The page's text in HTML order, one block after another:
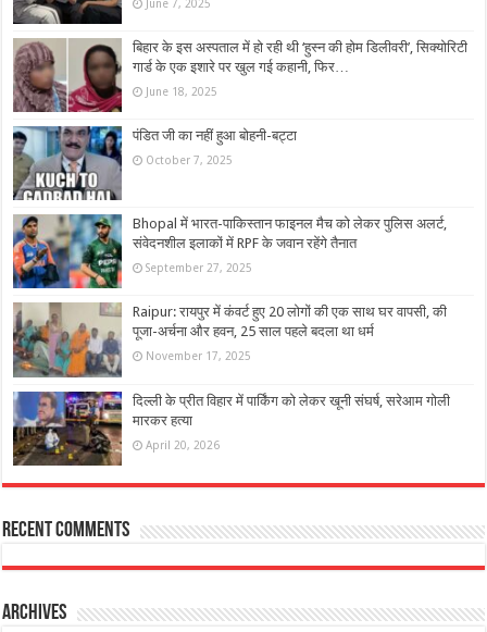
June 7, 2025
बिहार के इस अस्पताल में हो रही थी ‘हुस्न की होम डिलीवरी’, सिक्योरिटी
गार्ड के एक इशारे पर खुल गई कहानी, फिर…
June 18, 2025
पंडित जी का नहीं हुआ बोहनी-बट्टा
October 7, 2025
Bhopal में भारत-पाकिस्तान फाइनल मैच को लेकर पुलिस अलर्ट,
संवेदनशील इलाकों में RPF के जवान रहेंगे तैनात
September 27, 2025
Raipur: रायपुर में कंवर्ट हुए 20 लोगों की एक साथ घर वापसी, की
पूजा-अर्चना और हवन, 25 साल पहले बदला था धर्म
November 17, 2025
दिल्ली के प्रीत विहार में पार्किंग को लेकर खूनी संघर्ष, सरेआम गोली
मारकर हत्या
April 20, 2026
Recent Comments
Archives